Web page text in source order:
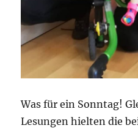
Was für ein Sonntag!
Lesungen hielten die